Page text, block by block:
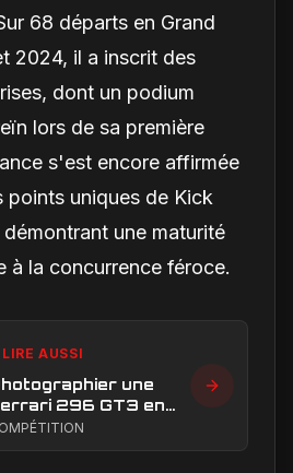
68 départs en Grand
2024, il a inscrit des
dont un podium
lors de sa première
s'est encore affirmée
points uniques de Kick
une maturité
à la concurrence féroce.
AUSSI
une
296 GT3 en
: construire une